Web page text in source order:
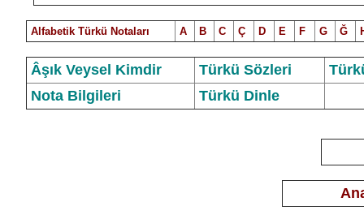
Alfabetik Türkü Notaları A B C Ç D E F G Ğ
Âşık Veysel Kimdir Türkü Sözleri
Nota Bilgileri
Türkü Dinle